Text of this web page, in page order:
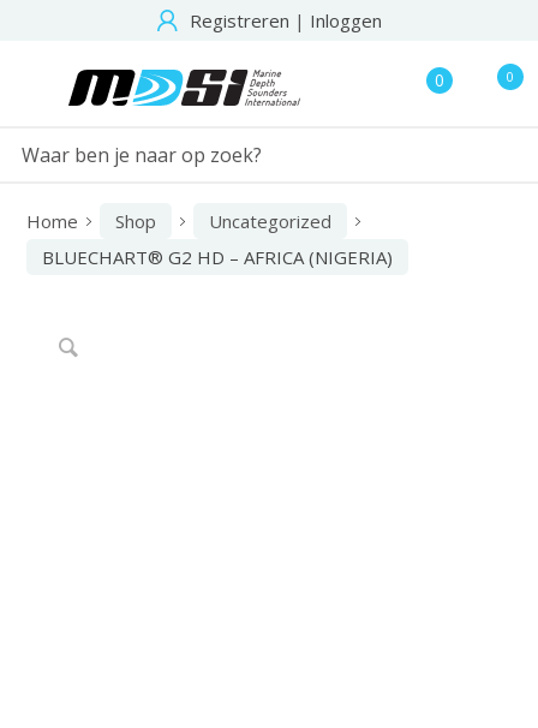
Registreren | Inloggen
0 0
Home Shop
Uncategorized
BLUECHART® G2 HD – AFRICA (NIGERIA)